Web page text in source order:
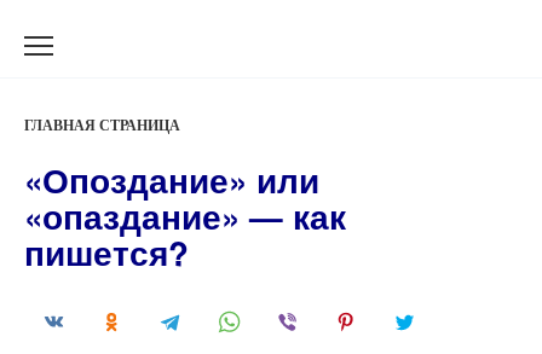
ГЛАВНАЯ СТРАНИЦА
«Опоздание» или
«опаздание» — как
пишется?